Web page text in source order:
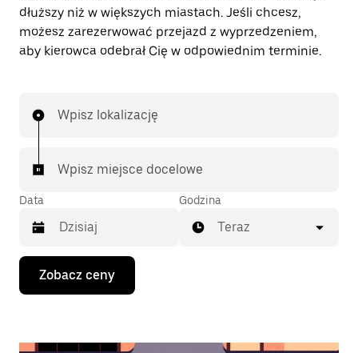
dłuższy niż w większych miastach. Jeśli chcesz,
możesz zarezerwować przejazd z wyprzedzeniem,
aby kierowca odebrał Cię w odpowiednim terminie.
Wpisz lokalizację
Wpisz miejsce docelowe
Data
Naciśnij
klawisz
strzałki
Godzina
Teraz
Zobacz ceny